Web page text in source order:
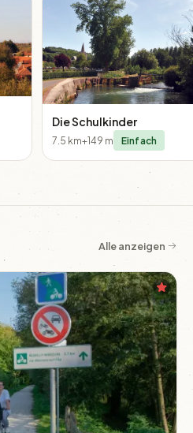
Die Schulkinder
7.5 km+149 m Einfach
Alle anzeigen